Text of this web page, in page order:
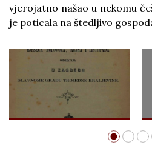
vjerojatno našao u nekomu
je poticala na štedljivo